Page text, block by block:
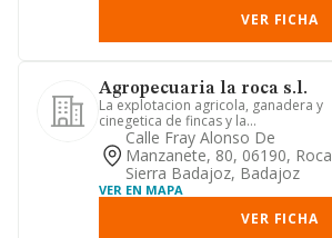
VER FICHA
Agropecuaria la roca s.l.
La explotacion agricola, ganadera y
cinegetica de fincas y la
comercializacion de los productos.
Calle Fray Alonso De
Manzanete, 80, 06190, Roca
Sierra Badajoz, Badajoz
VER EN MAPA
VER FICHA